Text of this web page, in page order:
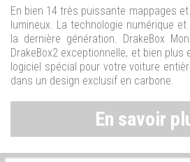
En bien 14 très puissante mappages
lumineux. La technologie numérique
la dernière génération. DrakeBox
DrakeBox2 exceptionnelle, et bien
logiciel spécial pour votre voiture
dans un design exclusif en carbone.
En savoir